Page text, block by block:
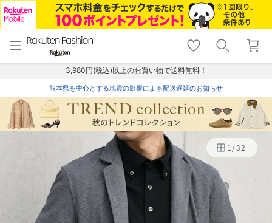
menu home
トップ
shopping_cart lock_outline
ログイン
3,980円(税込)以上のお買い物で送料無料！
熊本県を中心とする地震の影響による配送遅延のお知らせ
1/32